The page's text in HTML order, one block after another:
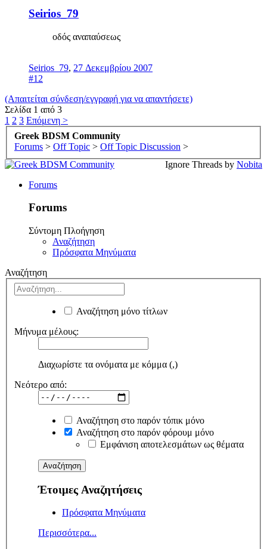
Seirios_79
οδός αναπαύσεως
Seirios_79, 27 Δεκεμβρίου 2007
#12
(Απαιτείται σύνδεση/εγγραφή για να απαντήσετε)
Σελίδα 1 από 3
1 2 3 Επόμενη >
Greek BDSM Community
Forums > Off Topic > Off Topic Discussion >
Ignore Threads by Nobita
Forums
Forums
Σύντομη Πλοήγηση
Αναζήτηση
Πρόσφατα Μηνύματα
Αναζήτηση
Αναζήτηση μόνο τίτλων
Μήνυμα μέλους:
Διαχωρίστε τα ονόματα με κόμμα (,)
Νεότερο από:
Αναζήτηση στο παρόν τόπικ μόνο
Αναζήτηση στο παρόν φόρουμ μόνο
Εμφάνιση αποτελεσμάτων ως θέματα
Έτοιμες Αναζητήσεις
Πρόσφατα Μηνύματα
Περισσότερα...